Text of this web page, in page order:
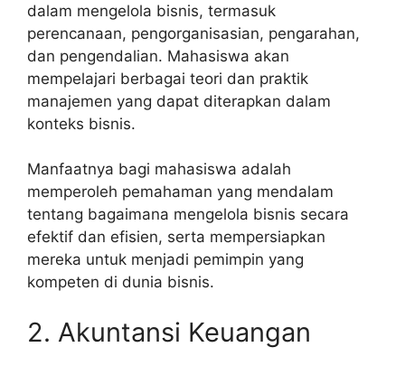
dalam mengelola bisnis, termasuk
perencanaan, pengorganisasian, pengarahan,
dan pengendalian. Mahasiswa akan
mempelajari berbagai teori dan praktik
manajemen yang dapat diterapkan dalam
konteks bisnis.
Manfaatnya bagi mahasiswa adalah
memperoleh pemahaman yang mendalam
tentang bagaimana mengelola bisnis secara
efektif dan efisien, serta mempersiapkan
mereka untuk menjadi pemimpin yang
kompeten di dunia bisnis.
2. Akuntansi Keuangan